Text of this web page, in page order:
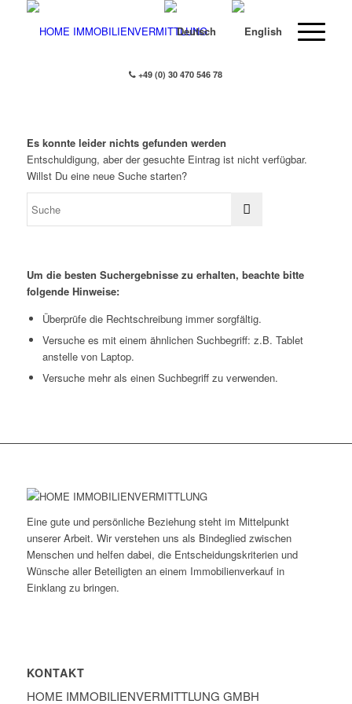
+49 (0) 30 470 546 78
Es konnte leider nichts gefunden werden
Entschuldigung, aber der gesuchte Eintrag ist nicht verfügbar.
Willst Du eine neue Suche starten?
Um die besten Suchergebnisse zu erhalten, beachte bitte
folgende Hinweise:
Überprüfe die Rechtschreibung immer sorgfältig.
Versuche es mit einem ähnlichen Suchbegriff: z.B. Tablet
anstelle von Laptop.
Versuche mehr als einen Suchbegriff zu verwenden.
Eine gute und persönliche Beziehung steht im Mittelpunkt
unserer Arbeit. Wir verstehen uns als Bindeglied zwischen
Menschen und helfen dabei, die Entscheidungskriterien und
Wünsche aller Beteiligten an einem Immobilienverkauf in
Einklang zu bringen.
KONTAKT
HOME IMMOBILIEN­VERMITTLUNG GMBH